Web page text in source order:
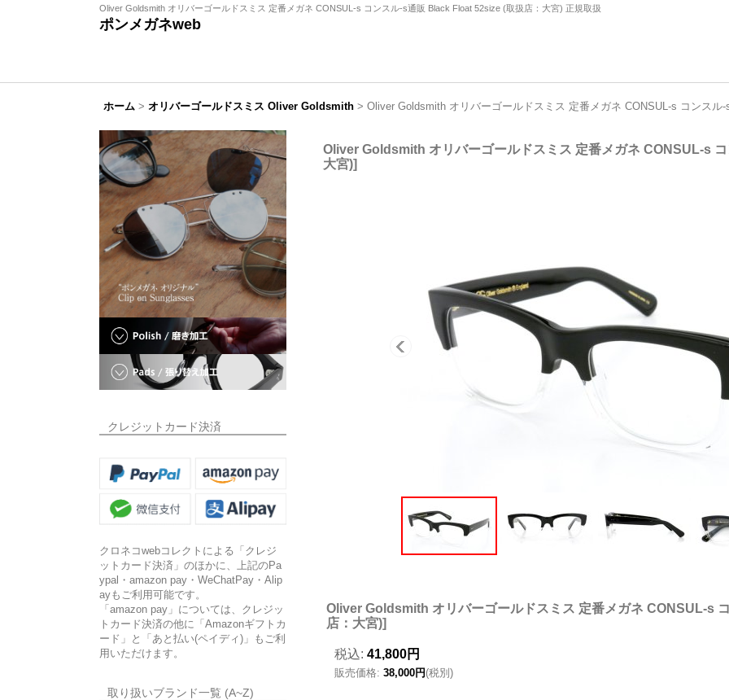
Oliver Goldsmith オリバーゴールドスミス 定番メガネ CONSUL-s コンスル-s通販 Black Float 52size (取扱店：大宮) 正規取扱
ポンメガネweb
ホーム > オリバーゴールドスミス Oliver Goldsmith > Oliver Goldsmith オリバーゴールドスミス 定番メガネ CONSUL-s コンスル-
Oliver Goldsmith オリバーゴールドスミス 定番メガネ CONSUL-s
大宮)]
Oliver Goldsmith オリバーゴールドスミス 定番メガネ CONSUL-s
店：大宮)]
販売価格: 38,000円 (税別)
税込: 41,800円
クレジットカード決済
クロネコwebコレクトによる「クレジ
ットカード決済」のほかに、上記のPa
ypal・amazon pay・WeChatPay・Alip
ayもご利用可能です。
「amazon pay」については、クレジッ
トカード決済の他に「Amazonギフトカ
ード」と「あと払い(ペイディ)」もご利
用いただけます。
取り扱いブランド一覧 (A~Z)